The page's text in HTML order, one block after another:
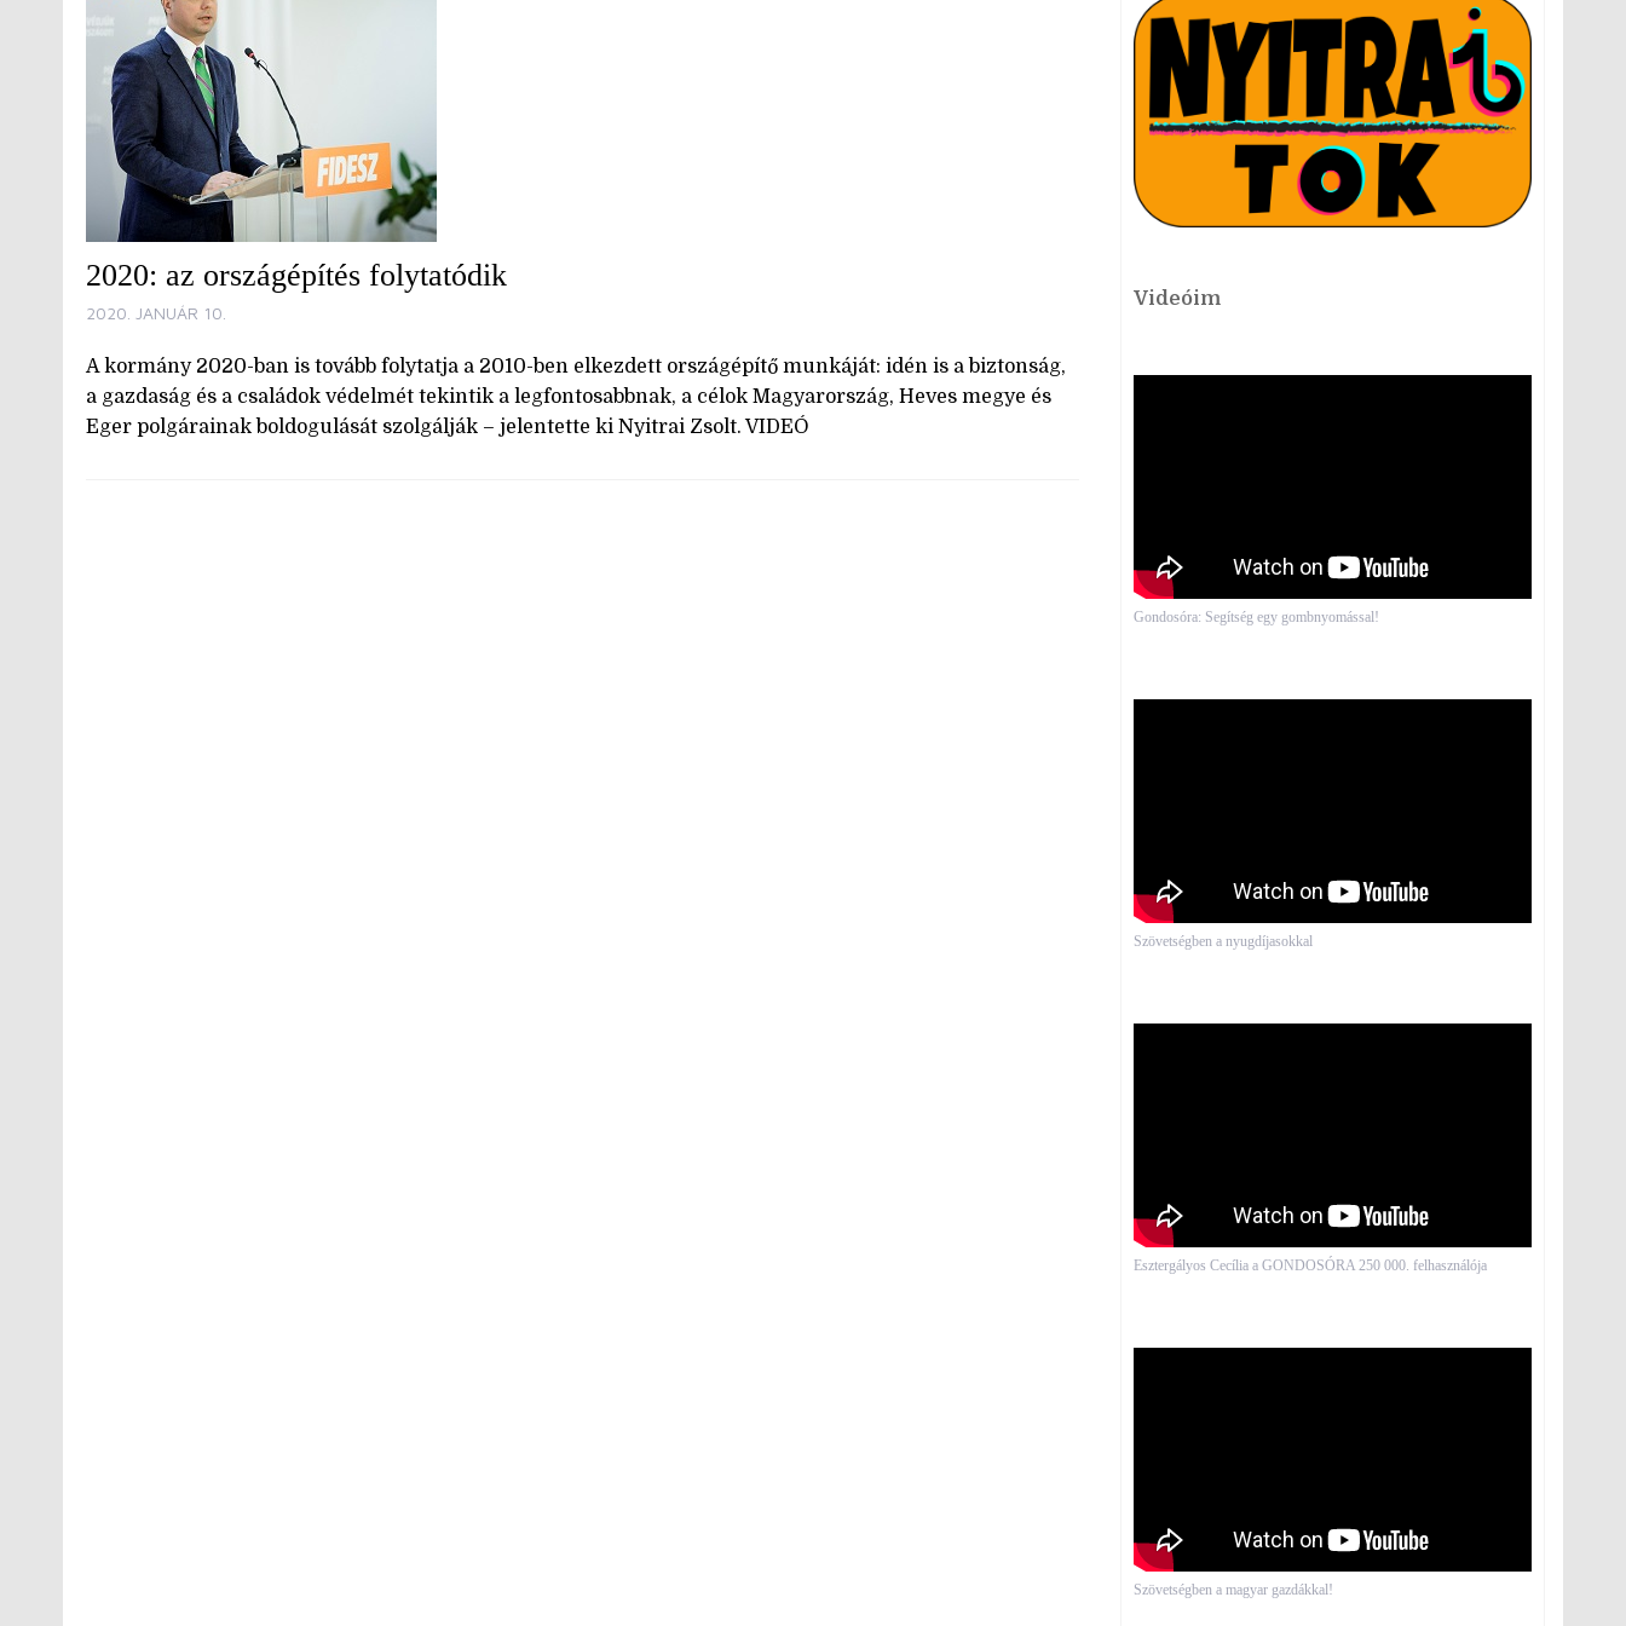
2020: az országépítés folytatódik
2020. JANUÁR 10.
A kormány 2020-ban is tovább folytatja a 2010-ben elkezdett országépítő munkáját: idén is a biztonság,
a gazdaság és a családok védelmét tekintik a legfontosabbnak, a célok Magyarország, Heves megye és
Eger polgárainak boldogulását szolgálják – jelentette ki Nyitrai Zsolt. VIDEÓ
Videóim
Gondosóra: Segítség egy gombnyomással!
Szövetségben a nyugdíjasokkal
Esztergályos Cecília a GONDOSÓRA 250 000. felhasználója
Szövetségben a magyar gazdákkal!